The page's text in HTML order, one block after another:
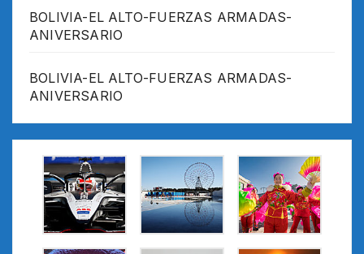
BOLIVIA-EL ALTO-FUERZAS ARMADAS-
ANIVERSARIO
BOLIVIA-EL ALTO-FUERZAS ARMADAS-
ANIVERSARIO